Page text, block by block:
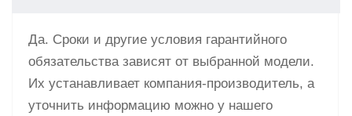
Да. Сроки и другие условия гарантийного
обязательства зависят от выбранной модели.
Их устанавливает компания-производитель, а
уточнить информацию можно у нашего